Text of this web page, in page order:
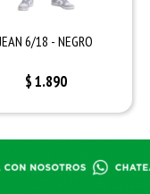
6/18 - NEGRO
$1.890